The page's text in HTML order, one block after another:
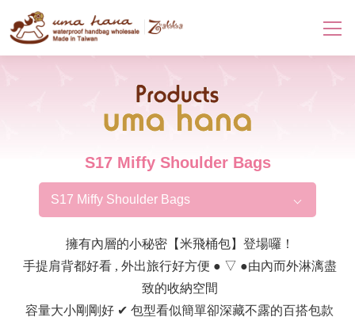
Products
S17 Miffy Shoulder Bags
S17 Miffy Shoulder Bags
擁有內層的小秘密【米飛桶包】登場囉！
手提肩背都好看 , 外出旅行好方便 ● ▽ ●由內而外淋漓盡
致的收納空間
容量大小剛剛好 ✔ 包型看似簡單卻深藏不露的百搭包款